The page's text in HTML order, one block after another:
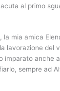
al primo
la mia amica
lavorazione del
imparato anche
sempre ad